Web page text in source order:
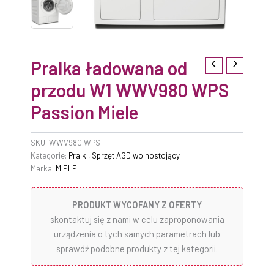
Pralka ładowana od
przodu W1 WWV980 WPS
Passion Miele
SKU: WWV980 WPS
Kategorie: Pralki, Sprzęt AGD wolnostojący
Marka: MIELE
PRODUKT WYCOFANY Z OFERTY
skontaktuj się z nami w celu zaproponowania
urządzenia o tych samych parametrach lub
sprawdź podobne produkty z tej kategorii.